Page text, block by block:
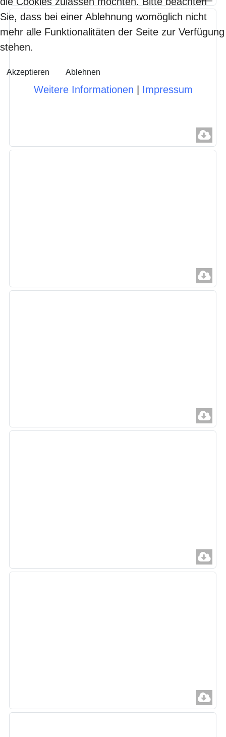
Sie, dass bei einer Ablehnung womöglich nicht
mehr alle Funktionalitäten der Seite zur Verfügung
stehen.
Akzeptieren Ablehnen
Weitere Informationen Impressum